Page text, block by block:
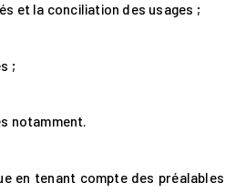
et la conciliation des usages ;
;
notamment.
en tenant compte des préalables